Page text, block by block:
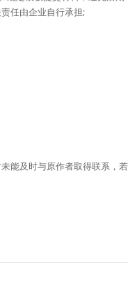
任由企业自行承担;
能及时与原作者取得联系，